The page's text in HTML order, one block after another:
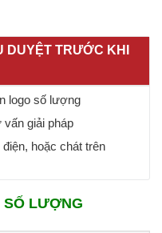
TRƯỚC KHI
logo số lượng
giải pháp
hoặc chát trên
SỐ LƯỢNG